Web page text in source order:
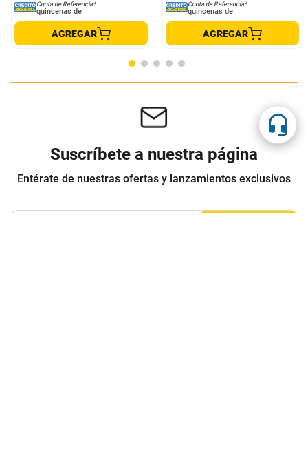
Cuota de Referencia*
quincenas de
AGREGAR
Cuota de Referencia*
quincenas de
AGREGAR
Suscríbete a nuestra página
Entérate de nuestras ofertas y lanzamientos exclusivos